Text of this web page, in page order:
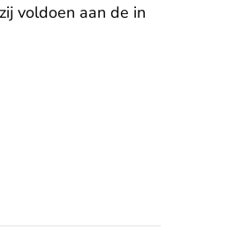
voldoen aan de in